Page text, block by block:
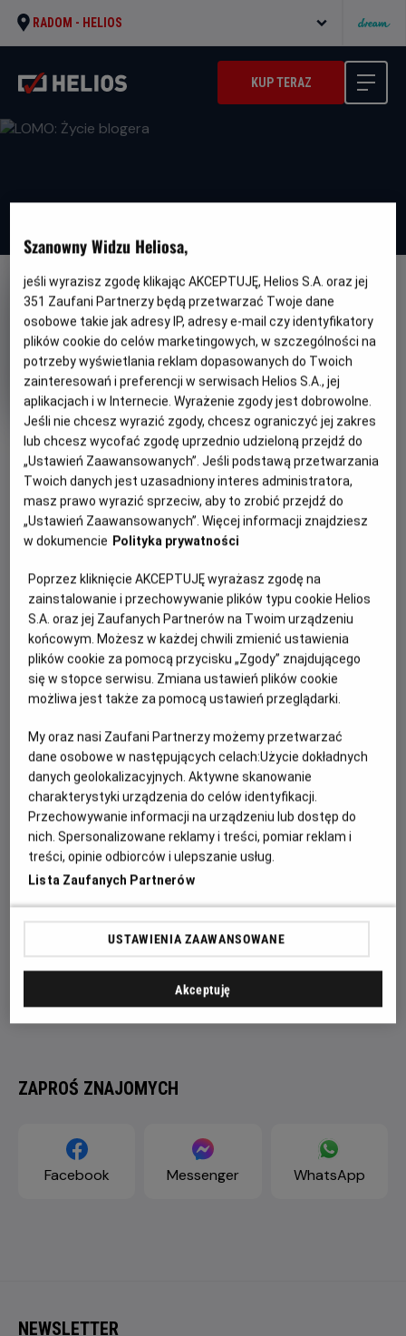
RADOM - HELIOS
KUP TERAZ
NAPISY
OBSERWUJ
LOMO: Życie blogera
Gatunek
Thriller
Minimalny
wiek
Od 15 lat
Czas
trwania
101 min
Kraj
i
rok
produkcji
Niemcy
PREMIERA
27 grudnia 2018
Julia Langhof
Julia Langhof, Thomas
Gerhold
OBSADA
Jonas Dassler, Lucie Hollmann, Eva Nurnberg
WIĘCEJ SZCZEGÓŁÓW
Bliźniaki, Karl i Ann kończą szkołę średnią. Ich bogaci rodzice
chcą, żeby dzieci odniosły w życiu sukces. Ambitna
dziewczyna wie, czego chce od życia, jej brat ciągle szuka.
17-latek prowadzi bloga, gdzie wrzuca zdjęcia i filmy,
kreując wyimaginowany świat. Obserwują go tysiące fanów,
Kiedy Karla rzuca dziewczyna, chłopak zwraca się do
wiernych wielbicieli. Oddaje im pełną kontrolę nad
wszystkim, co od tej pory zrobi. Pozwoli decydować o
każdym aspekcie swojego życia. A nawet o śmierci.
ZAPROŚ ZNAJOMYCH
Facebook Messenger WhatsApp
NEWSLETTER
Szanowny Widzu Heliosa,
jeśli wyrazisz zgodę klikając AKCEPTUJĘ, Helios S.A. oraz jej
351 Zaufani Partnerzy będą przetwarzać Twoje dane
osobowe takie jak adresy IP, adresy e-mail czy identyfikatory
plików cookie do celów marketingowych, w szczególności na
potrzeby wyświetlania reklam dopasowanych do Twoich
zainteresowań i preferencji w serwisach Helios S.A., jej
aplikacjach i w Internecie. Wyrażenie zgody jest dobrowolne.
Jeśli nie chcesz wyrazić zgody, chcesz ograniczyć jej zakres
lub chcesz wycofać zgodę uprzednio udzieloną przejdź do
„Ustawień Zaawansowanych”. Jeśli podstawą przetwarzania
Twoich danych jest uzasadniony interes administratora,
masz prawo wyrazić sprzeciw, aby to zrobić przejdź do
„Ustawień Zaawansowanych”. Więcej informacji znajdziesz
w dokumencie Polityka prywatności
Poprzez kliknięcie AKCEPTUJĘ wyrażasz zgodę na
zainstalowanie i przechowywanie plików typu cookie Helios
S.A. oraz jej Zaufanych Partnerów na Twoim urządzeniu
końcowym. Możesz w każdej chwili zmienić ustawienia
plików cookie za pomocą przycisku „Zgody” znajdującego
się w stopce serwisu. Zmiana ustawień plików cookie
możliwa jest także za pomocą ustawień przeglądarki.
My oraz nasi Zaufani Partnerzy możemy przetwarzać
dane osobowe w następujących celach:Użycie dokładnych
danych geolokalizacyjnych. Aktywne skanowanie
charakterystyki urządzenia do celów identyfikacji.
Przechowywanie informacji na urządzeniu lub dostęp do
nich. Spersonalizowane reklamy i treści, pomiar reklam i
treści, opinie odbiorców i ulepszanie usług.
Lista Zaufanych Partnerów
USTAWIENIA ZAAWANSOWANE
Akceptuję